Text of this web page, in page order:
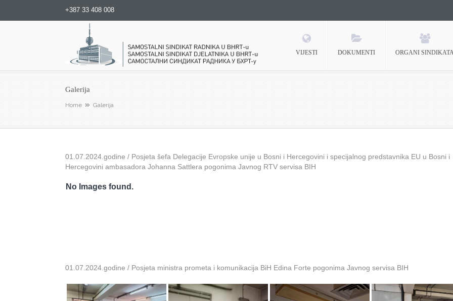
+387 33 408 008
Samostalni sindikat radnika u BHRT-u
VIJESTI DOKUMENTI ORGANI
Galerija
Home Galerija
01.07.2024.godine / Posjeta šefa Delegacije Evropske unije u Bosni i Hercegovini i specijalnog predstavnika EU u Bosni i
Hercegovini ambasadora Johanna Sattlera pogonima Javnog RTV servisa BIH
No Images found.
01.07.2024.godine / Posjeta ministra prometa i komunikacija BiH Edina Forte pogonima Javnog servisa BIH